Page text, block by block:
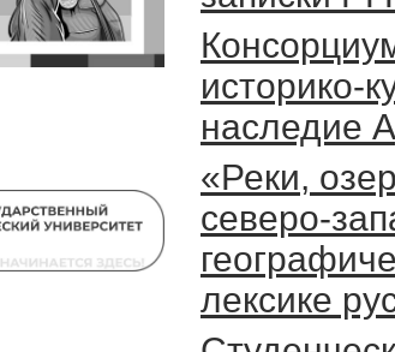
историко-
наследие
«Реки,
северо-
лексике